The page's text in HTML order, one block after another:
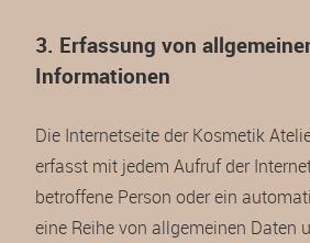
3. Erfassung von
Informationen
Die Internetseite der Kosmetik
erfasst mit jedem Aufruf der
betroffene Person oder ein
eine Reihe von allgemeinen Daten